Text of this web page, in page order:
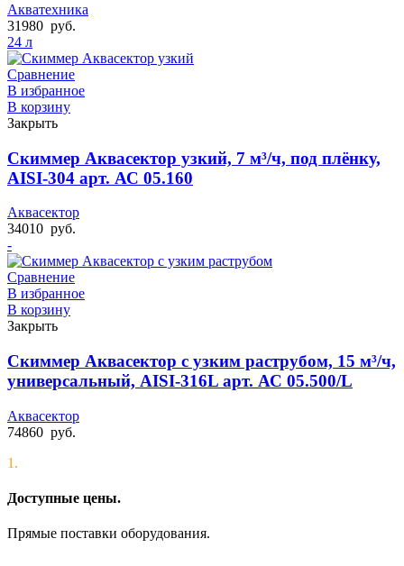
Акватехника
31980 руб.
24 л
Сравнение
В избранное
В корзину
Закрыть
Скиммер Аквасектор узкий, 7 м³/ч, под плёнку,
AISI-304 арт. АС 05.160
Аквасектор
34010 руб.
-
Сравнение
В избранное
В корзину
Закрыть
Скиммер Аквасектор с узким раструбом, 15 м³/ч,
универсальный, AISI-316L арт. АС 05.500/L
Аквасектор
74860 руб.
1.
Доступные цены.
Прямые поставки оборудования.